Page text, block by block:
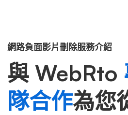
網路負面影片刪除服務介紹
與 WebRto
隊合作為您